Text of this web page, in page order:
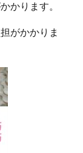
かります。
がかかりま